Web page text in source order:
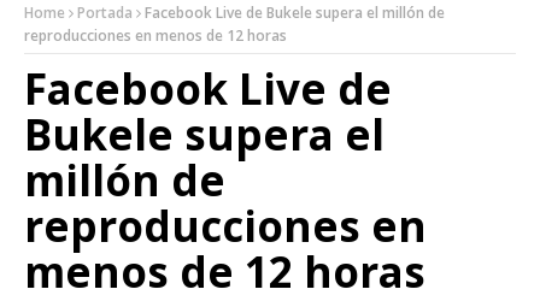
Home Portada
Facebook Live de Bukele supera el millón de
reproducciones en menos de 12 horas
Facebook Live de
Bukele supera el
millón de
reproducciones en
menos de 12 horas